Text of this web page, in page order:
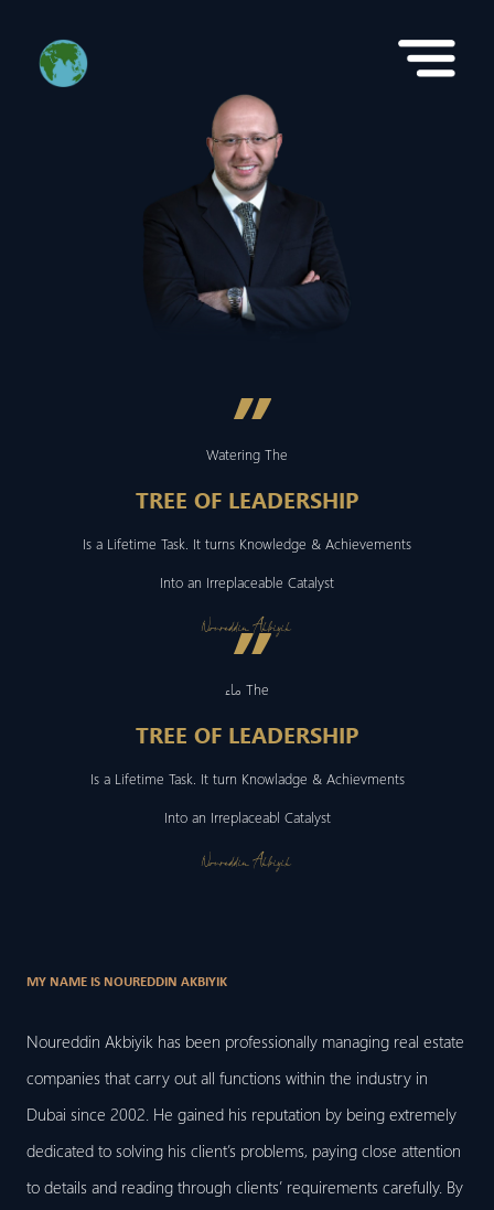
”
Watering The
TREE OF LEADERSHIP
Is a Lifetime Task. It turns Knowledge & Achievements
Into an Irreplaceable Catalyst
Noureddin Akbiyik
”
ماء The
TREE OF LEADERSHIP
Is a Lifetime Task. It turn Knowladge & Achievments
Into an Irreplaceabl Catalyst
Noureddin Akbiyik
MY NAME IS NOUREDDIN AKBIYIK
Noureddin Akbiyik has been professionally managing real estate
companies that carry out all functions within the industry in
Dubai since 2002. He gained his reputation by being extremely
dedicated to solving his client’s problems, paying close attention
to details and reading through clients’ requirements carefully. By